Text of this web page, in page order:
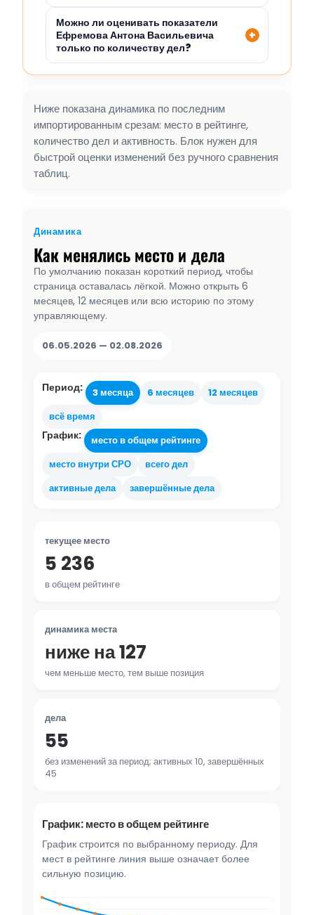
Можно ли оценивать показатели
Ефремова Антона Васильевича
только по количеству дел?
Ниже показана динамика по последним
импортированным срезам: место в рейтинге,
количество дел и активность. Блок нужен для
быстрой оценки изменений без ручного сравнения
таблиц.
Динамика
Как менялись место и дела
По умолчанию показан короткий период, чтобы
страница оставалась лёгкой. Можно открыть 6
месяцев, 12 месяцев или всю историю по этому
управляющему.
06.05.2026 — 02.08.2026
Период: 3 месяца 6 месяцев
12 месяцев
всё время
График:
место в общем рейтинге
место внутри СРО
всего дел
активные дела
завершённые дела
текущее место
5 236
в общем рейтинге
динамика места
ниже на 127
чем меньше место, тем выше позиция
дела
55
без изменений за период; активных 10, завершённых
45
График: место в общем рейтинге
График строится по выбранному периоду. Для
мест в рейтинге линия выше означает более
сильную позицию.